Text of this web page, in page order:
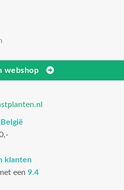
webshop
klanten
een 9.4